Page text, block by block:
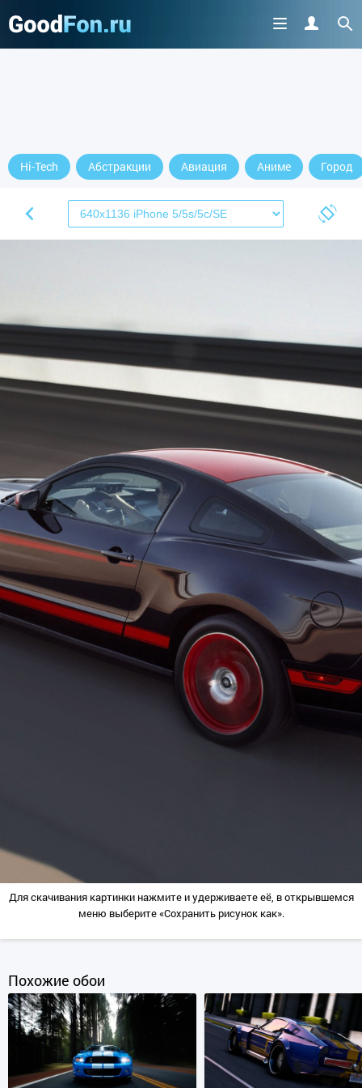
Hi-Tech Абстракции Авиация Аниме Город
Для скачивания картинки нажмите и удерживаете её, в открывшемся
меню выберите «Сохранить рисунок как».
Похожие обои